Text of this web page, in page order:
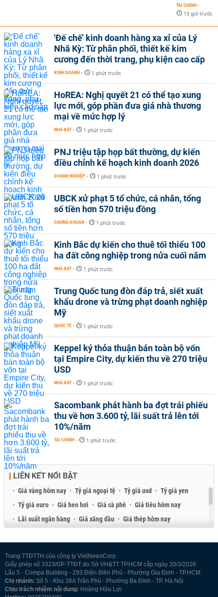
TÀI CHÍNH -
13 giờ trước
'Đế chế’ kinh doanh hàng xa xỉ của Lý
Nhã Kỳ: Từ phân phối, thiết kế kim
cương đến thời trang, phụ kiện cao cấp
KINH DOANH - 1 phút trước
HoREA: Nghị quyết 21 có thể tạo xung
lực mới, góp phần đưa giá nhà thương
mại về mức hợp lý
NHÀ ĐẤT - 1 phút trước
PNJ triệu tập họp bất thường, dự kiến
điều chỉnh kế hoạch kinh doanh 2026
DOANH NGHIỆP - 1 phút trước
UBCK xử phạt 5 tổ chức, cá nhân, tổng
số tiền hơn 570 triệu đồng
CHỨNG KHOÁN - 1 phút trước
Kinh Bắc dự kiến cho thuê tối thiểu 100
ha đất công nghiệp trong nửa cuối năm
NHÀ ĐẤT - 1 phút trước
Trung Quốc tung đòn đáp trả, siết xuất
khẩu drone và trừng phạt doanh nghiệp
Mỹ
QUỐC TẾ - 1 phút trước
Keppel ký thỏa thuận bán toàn bộ vốn
tại Empire City, dự kiến thu về 270 triệu
USD
NHÀ ĐẤT - 1 phút trước
Sacombank phát hành ba đợt trái phiếu
thu về hơn 3.600 tỷ, lãi suất trả lên tới
10%/năm
TÀI CHÍNH - 1 phút trước
LIÊN KẾT NỔI BẬT
Giá vàng hôm nay Tỷ giá ngoại tệ Tỷ giá usd
Tỷ giá yen
Tỷ giá euro
Giá heo hơi Giá cà phê
Giá tiêu hôm nay
Lãi suất ngân hàng
Giá xăng dầu
Giá thép hôm nay
Trang TTĐTTH của công ty VietNewsCorp
Giấy phép số 3323/GP-TTĐT do Sở VH&TT TP.HCM cấp ngày 20/3/2026
Lầu 5 - Compa Building - 293 Điện Biên Phủ - Phường Gia Định - TP.HCM
Chi nhánh: Số 5 - Khu 38A Trần Phú - Phường Ba Đình - TP. Hà Nội
Chịu trách nhiệm nội dung: Hoàng Hữu Lợi